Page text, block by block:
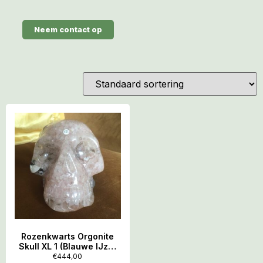
Neem contact op
Rozenkwarts Orgonite
Skull XL 1 (Blauwe IJzer
spiralen + Schelpen) –
€444,00